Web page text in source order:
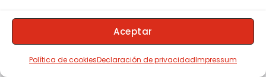
Aceptar
Política de cookiesDeclaración de privacidadImpressum